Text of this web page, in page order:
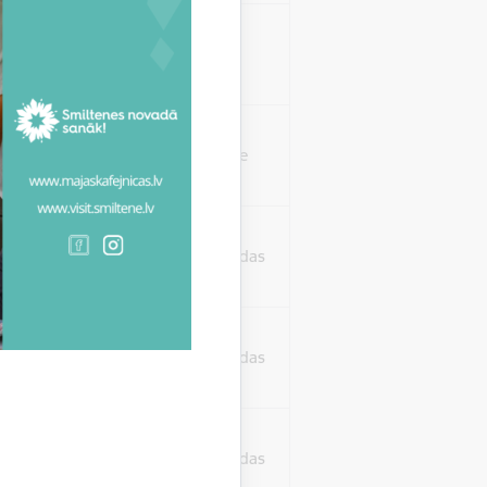
datu iegūšanai
līmeni. 1 minūte
datu iegūšanai
24 stundas
kas tiek
24 stundas
24 stundas